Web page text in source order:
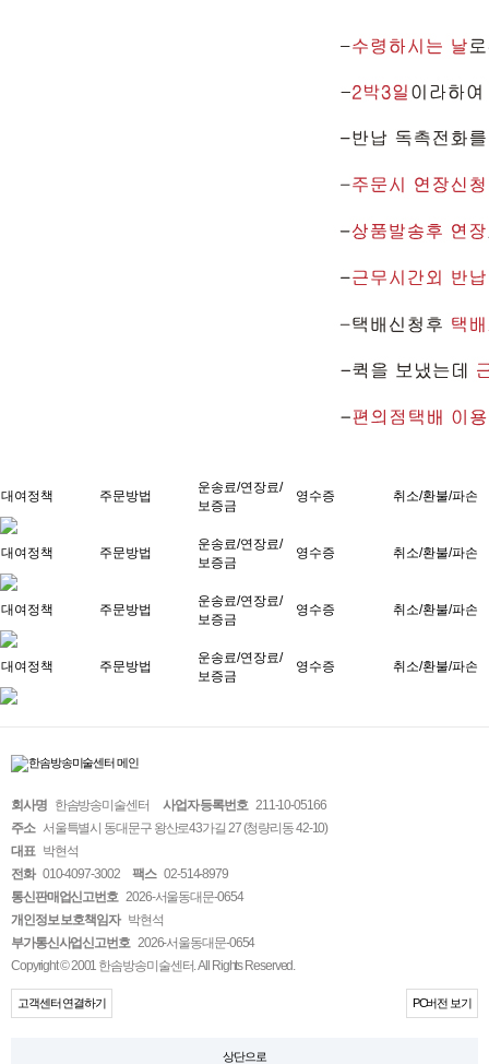
대여정책 주문방법
운송료/연장료/
보증금
영수증 취소/환불/파손
대여정책 주문방법
운송료/연장료/
보증금
영수증 취소/환불/파손
대여정책 주문방법
운송료/연장료/
보증금
영수증 취소/환불/파손
대여정책 주문방법
운송료/연장료/
보증금
영수증 취소/환불/파손
회사명 한솜방송미술센터 사업자 등록번호 211-10-05166
주소 서울특별시 동대문구 왕산로43가길 27 (청량리동 42-10)
대표 박현석
전화 010-4097-3002 팩스 02-514-8979
통신판매업신고번호 2026-서울동대문-0654
개인정보 보호책임자 박현석
부가통신사업신고번호 2026-서울동대문-0654
Copyright © 2001 한솜방송미술센터. All Rights Reserved.
고객센터 연결하기 PC버전 보기
상단으로